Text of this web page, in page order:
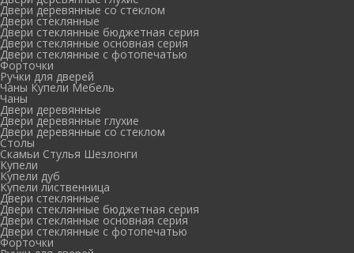
Двери деревянные со стеклом
Двери стеклянные
Двери стеклянные бюджетная серия
Двери стеклянные основная серия
Двери стеклянные с фотопечатью
Форточки
Ручки для дверей
Чаны Купели Мебель
Чаны
Двери деревянные
Двери деревянные глухие
Двери деревянные со стеклом
Столы
Скамьи Стулья Шезлонги
Купели
Купели дуб
Купели лиственница
Двери стеклянные
Двери стеклянные бюджетная серия
Двери стеклянные основная серия
Двери стеклянные с фотопечатью
Форточки